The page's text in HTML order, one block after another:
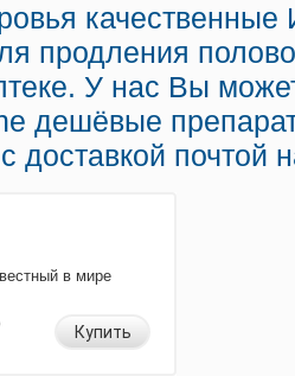
качественные
продления
У нас Вы
дешёвые
доставкой почтой
в мире
Купить